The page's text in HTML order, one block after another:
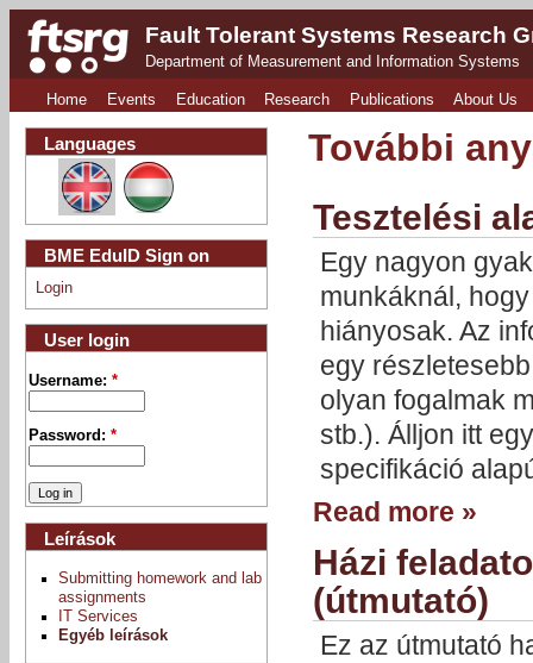
Fault Tolerant Systems Research
Department of Measurement and Information Systems
Home Events Education Research Publications About Us
További
Tesztelési
Egy nagyon
munkáknál,
hiányosak. Az
egy
olyan fogalmak
stb.). Álljon itt
specifikáció
Read more »
Házi
(útmutató)
Ez az útmutató
Languages
BME EduID Sign on
Login
User login
Username:*
Password:*
Leírások
Submitting homework and lab
assignments
IT Services
Egyéb leírások